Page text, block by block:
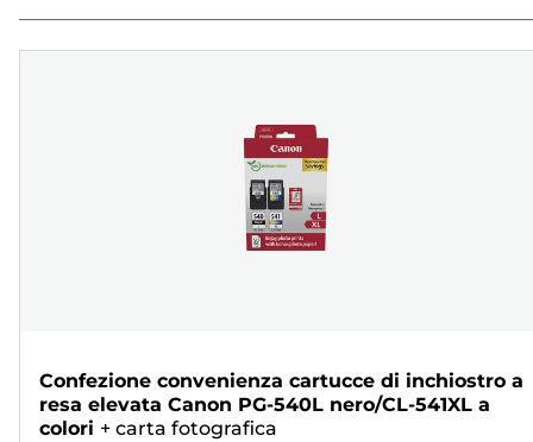
Confezione convenienza cartucce di inchiostro a
resa elevata Canon PG-540L nero/CL-541XL a
colori + carta fotografica